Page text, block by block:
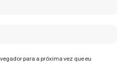
para a próxima vez que eu